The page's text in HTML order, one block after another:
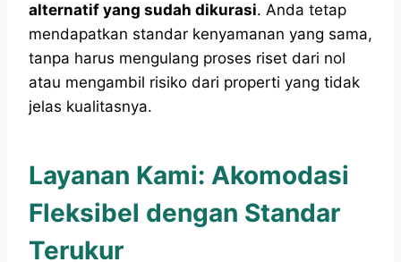
alternatif yang sudah dikurasi. Anda tetap
mendapatkan standar kenyamanan yang sama,
tanpa harus mengulang proses riset dari nol
atau mengambil risiko dari properti yang tidak
jelas kualitasnya.
Layanan Kami: Akomodasi
Fleksibel dengan Standar
Terukur